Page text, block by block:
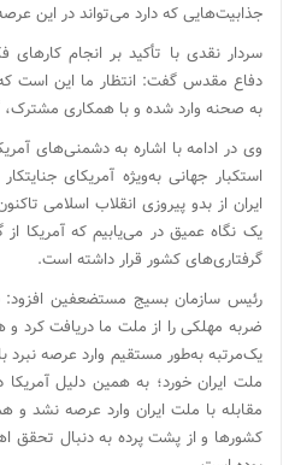
جذابیت‌هایی که دارد می‌تواند در این
سردار نقدی با تأکید بر انجام
دفاع مقدس گفت: انتظار ما این است
به صحنه وارد شده و با همکاری مشترک،
وی در ادامه با اشاره به دشمنی‌های
استکبار جهانی به‌ویژه آمریکای
ایران از بدو پیروزی انقلاب اسلامی
یک نگاه عمیق در می‌یابیم که آمریکا
گرفتاری‌های کشور قرار داشته است.
رئیس سازمان بسیج مستضعفین افزود:
ضربه مهلکی را از ملت ما دریافت کرد
یک‌مرتبه به‌طور مستقیم وارد عرصه نبرد
ملت ایران خورد؛ به همین دلیل
مقابله با ملت ایران وارد عرصه نشد و
کشورها و از پشت پرده به دنبال تحقق